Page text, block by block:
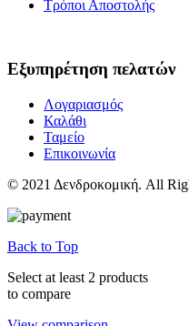
Τρόποι Αποστολής
Εξυπηρέτηση πελατών
Λογαριασμός
Καλάθι
Ταμείο
Επικοινωνία
© 2021 Δενδροκομική. All
Back to Top
Select at least 2 products
to compare